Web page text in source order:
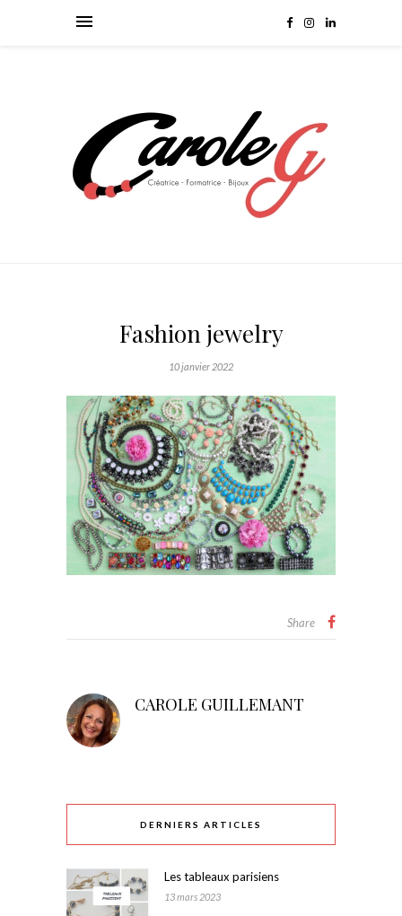
Fashion jewelry
10 janvier 2022
Share
CAROLE GUILLEMANT
DERNIERS ARTICLES
Les tableaux parisiens
13 mars 2023